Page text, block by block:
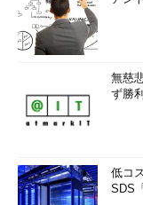
無慈
ず勝
低コ
SDS